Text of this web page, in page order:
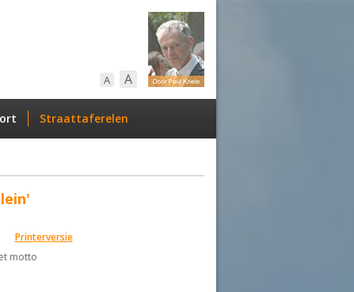
A A
Straattaferelen
Printerversie
motto